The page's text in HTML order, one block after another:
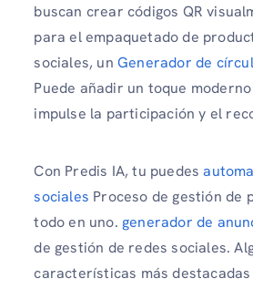
buscan crear códigos QR
para el empaquetado de
sociales, un Generador de
Puede añadir un toque
impulse la participación y el
Con Predis IA, tu puedes
sociales Proceso de gestión de
todo en uno. generador de
de gestión de redes sociales.
características más destacadas